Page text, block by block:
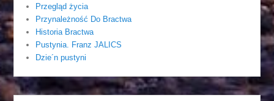
Przegląd życia
Przynależność Do Bractwa
Historia Bractwa
Pustynia. Franz JALICS
Dzie´n pustyni